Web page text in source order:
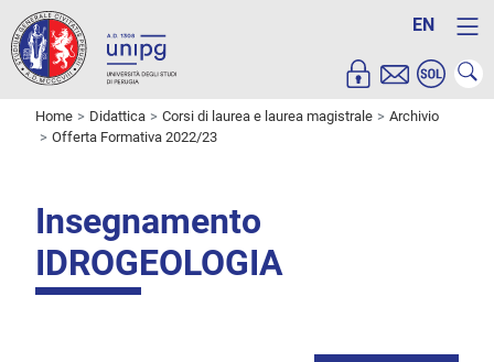
EN
Home Didattica Corsi di laurea e laurea magistrale
Archivio
Offerta Formativa 2022/23
Insegnamento
IDROGEOLOGIA